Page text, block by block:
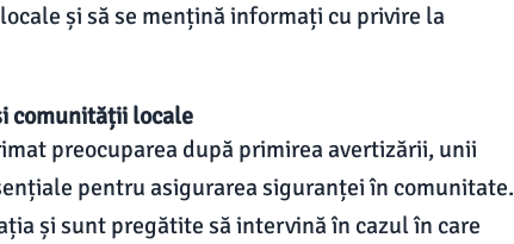
și să se mențină informați cu privire la
comunității locale
preocuparea după primirea avertizării, unii
pentru asigurarea siguranței în comunitate.
și sunt pregătite să intervină în cazul în care